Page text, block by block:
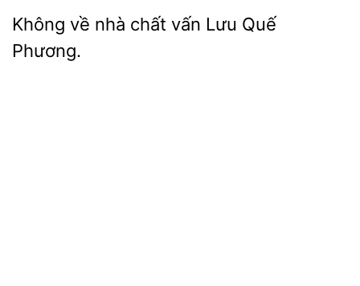
Không nhà chất vấn Lưu